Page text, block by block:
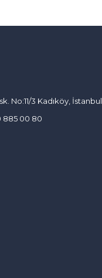
No:11/3 Kadıköy, İstanbul
885 00 80